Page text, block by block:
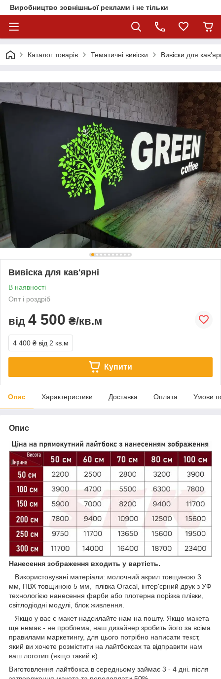
Виробництво зовнішньої реклами і не тільки
Каталог товарів Тематичні вивіски Вивіски для
Вивіска для кав'ярні
В наявності
Опт і роздріб
від 4 500 ₴/кв.м
4 400 ₴ від 2 кв.м
Купити
Опис Характеристики Доставка Оплата Умови
Опис
Нанесення зображення входить у вартість.
Використовувані матеріали: молочний акрил товщиною 3
мм, ПВХ товщиною 5 мм, плівка Oracal, інтер'єрний друк з УФ
технологією нанесення фарби або плотерна порізка плівки,
світлодіодні модулі, блок живлення.
Якщо у вас є макет надсилайте нам на пошту. Якщо макета
ще немає - не проблема, наш дизайнер зробить його за всіма
правилами маркетингу, для цього потрібно написати текст,
який ви хочете розмістити на лайтбоксах та відправити нам
ваш логотип (якщо такий є).
Виготовлення лайтбокса в середньому займає 3 - 4 дні. після